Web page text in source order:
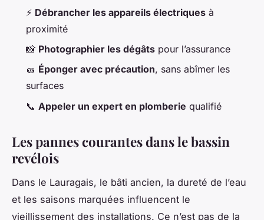
⚡ Débrancher les appareils électriques à
proximité
📸 Photographier les dégâts pour l’assurance
🧽 Éponger avec précaution, sans abîmer les
surfaces
📞 Appeler un expert en plomberie qualifié
Les pannes courantes dans le bassin
revélois
Dans le Lauragais, le bâti ancien, la dureté de l’eau
et les saisons marquées influencent le
vieillissement des installations. Ce n’est pas de la